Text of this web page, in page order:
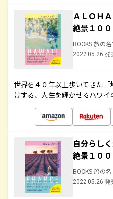
ＡＬＯＨ
絶景１００
BOOKS 旅の
2022.05.26 発
世界を４０年以上歩いてきた
けする、人生を輝かせるハワ
自分らし
絶景１００
BOOKS 旅の
2022.05.26 発